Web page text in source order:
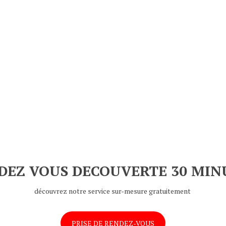
VOUS DECOUVERTE 30
découvrez notre service sur-mesure gratuitement
PRISE DE RENDEZ-VOUS